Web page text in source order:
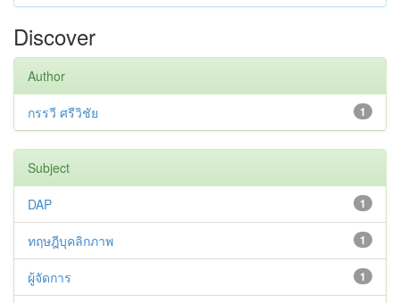
Discover
Author
1
กรรวี ศรีวิชัย
Subject
1
DAP
1
ทฤษฎีบุคลิกภาพ
1
ผู้จัดการ